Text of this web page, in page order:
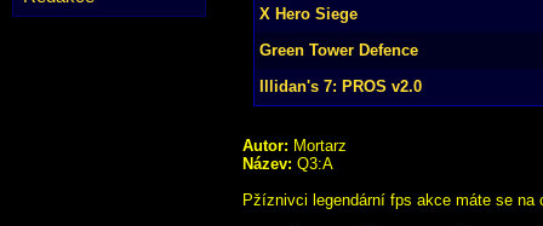
X Hero Siege
Green Tower Defence
Illidan's 7: PROS v2.0
Autor: Mortarz
Název: Q3:A
Pžíznivci legendární fps akce máte se na